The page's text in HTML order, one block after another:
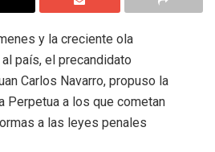
y la creciente ola
país, el precandidato
Carlos Navarro, propuso la
Perpetua a los que cometan
a las leyes penales